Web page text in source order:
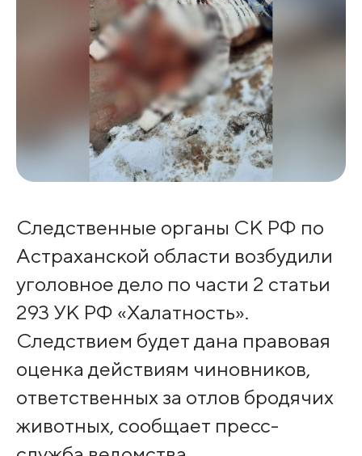
Следственные органы СК РФ по
Астраханской области возбудили
уголовное дело по части 2 статьи
293 УК РФ «Халатность».
Следствием будет дана правовая
оценка действиям чиновников,
ответственных за отлов бродячих
животных, сообщает пресс-